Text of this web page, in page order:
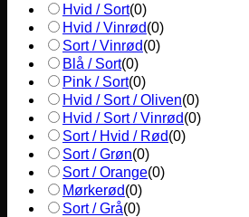
Hvid / Sort(0)
Hvid / Vinrød(0)
Sort / Vinrød(0)
Blå / Sort(0)
Pink / Sort(0)
Hvid / Sort / Oliven(0)
Hvid / Sort / Vinrød(0)
Sort / Hvid / Rød(0)
Sort / Grøn(0)
Sort / Orange(0)
Mørkerød(0)
Sort / Grå(0)